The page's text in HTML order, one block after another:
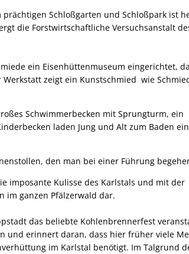
Schloßgarten und Schloßpark ist
die Forstwirtschaftliche Versuchsanstalt
ein Eisenhüttenmuseum eingerichtet,
zeigt ein Kunstschmied wie
Schwimmerbecken mit Sprungturm, ein
laden Jung und Alt zum Baden
den man bei einer Führung
imposante Kulisse des Karlstals und mit der
im ganzen Pfälzerwald dar.
das beliebte Kohlenbrennerfest
und erinnert daran, dass hier früher viele
im Karlstal benötigt. Im Talgrund